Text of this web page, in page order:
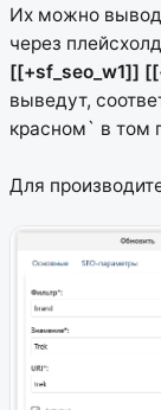
Их можно
через
[[+sf_seo_w1]]
выведут,
красном` в том
Для